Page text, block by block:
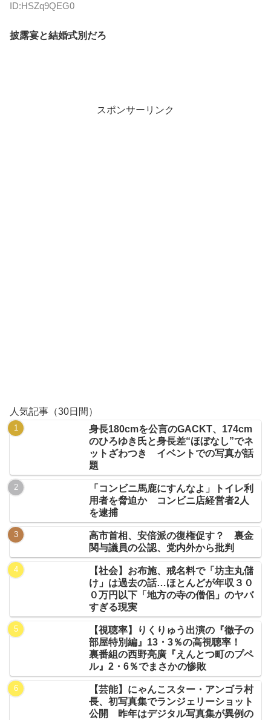
ID:HSZq9QEG0
披露宴と結婚式別だろ
スポンサーリンク
人気記事（30日間）
身長180cmを公言のGACKT、174cm
のひろゆき氏と身長差“ほぼなし”でネ
ットざわつき イベントでの写真が話
題
「コンビニ馬鹿にすんなよ」トイレ利
用者を脅迫か コンビニ店経営者2人
を逮捕
高市首相、安倍派の復権促す？ 裏金
関与議員の公認、党内外から批判
【社会】お布施、戒名料で「坊主丸儲
け」は過去の話…ほとんどが年収３０
０万円以下「地方の寺の僧侶」のヤバ
すぎる現実
【視聴率】りくりゅう出演の『徹子の
部屋特別編』13・3％の高視聴率！
裏番組の西野亮廣『えんとつ町のプペ
ル』2・6％でまさかの惨敗
【芸能】にゃんこスター・アンゴラ村
長、初写真集でランジェリーショット
公開 昨年はデジタル写真集が異例の